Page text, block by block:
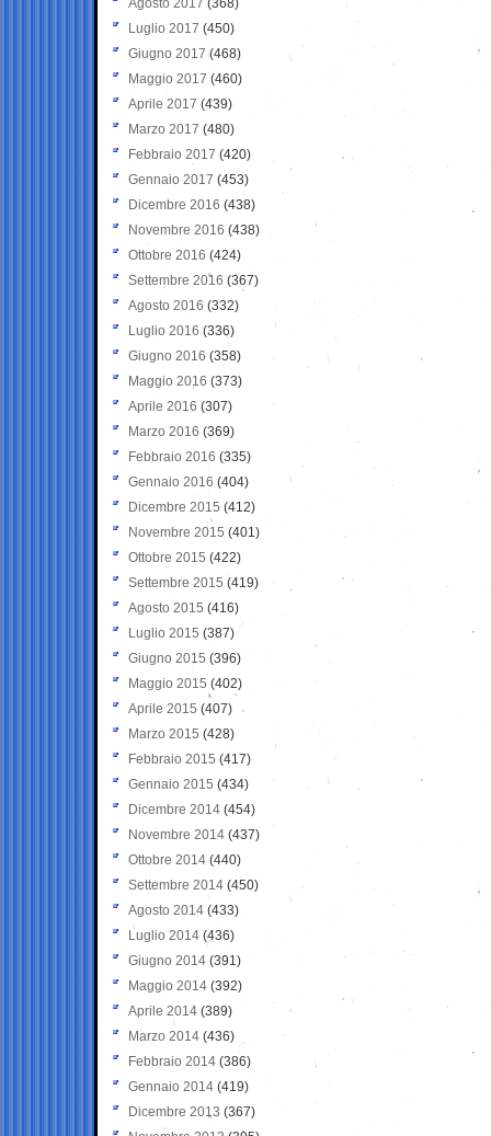
Agosto 2017 (368)
Luglio 2017 (450)
Giugno 2017 (468)
Maggio 2017 (460)
Aprile 2017 (439)
Marzo 2017 (480)
Febbraio 2017 (420)
Gennaio 2017 (453)
Dicembre 2016 (438)
Novembre 2016 (438)
Ottobre 2016 (424)
Settembre 2016 (367)
Agosto 2016 (332)
Luglio 2016 (336)
Giugno 2016 (358)
Maggio 2016 (373)
Aprile 2016 (307)
Marzo 2016 (369)
Febbraio 2016 (335)
Gennaio 2016 (404)
Dicembre 2015 (412)
Novembre 2015 (401)
Ottobre 2015 (422)
Settembre 2015 (419)
Agosto 2015 (416)
Luglio 2015 (387)
Giugno 2015 (396)
Maggio 2015 (402)
Aprile 2015 (407)
Marzo 2015 (428)
Febbraio 2015 (417)
Gennaio 2015 (434)
Dicembre 2014 (454)
Novembre 2014 (437)
Ottobre 2014 (440)
Settembre 2014 (450)
Agosto 2014 (433)
Luglio 2014 (436)
Giugno 2014 (391)
Maggio 2014 (392)
Aprile 2014 (389)
Marzo 2014 (436)
Febbraio 2014 (386)
Gennaio 2014 (419)
Dicembre 2013 (367)